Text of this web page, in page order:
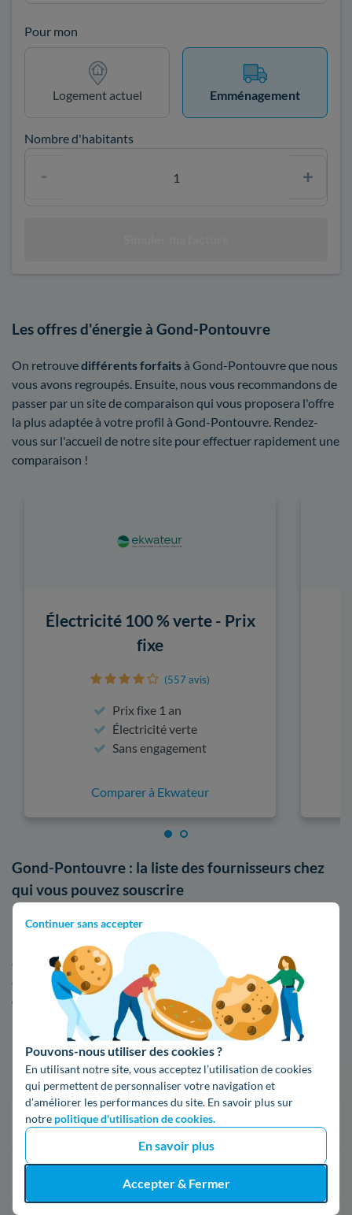
Continuer sans accepter
Pouvons-nous utiliser des cookies ?
En utilisant notre site, vous acceptez l’utilisation de cookies
qui permettent de personnaliser votre navigation et
d’améliorer les performances du site. En savoir plus sur
notre politique d'utilisation de cookies.
En savoir plus
Accepter & Fermer
Pour mon
Logement actuel Emménagement
Nombre d'habitants
Les offres d'énergie à Gond-Pontouvre
On retrouvedifférents forfaitsà Gond-Pontouvre que nous
vous avons regroupés. Ensuite, nous vous recommandons de
passer par un site de comparaison qui vous proposera l'offre
la plus adaptée à votre profil à Gond-Pontouvre. Rendez-
vous sur l'accueil de notre site pour effectuer rapidement une
comparaison !
Électricité 100 % verte - Prix
fixe
(557 avis)
Prix fixe 1 an
Électricité verte
Sans engagement
Comparer à Ekwateur
Gond-Pontouvre : la liste des fournisseurs chez
qui vous pouvez souscrire
La souscription à un abonnement d'énergie est une opération
primordiale pour la mise en service de votre compteur
électrique. Suite à l'ouverture du marché de l'énergie à la
concurrence, on dénombreune trentaine de fournisseurs
d'électricitéavec des contrats compétitifs. Si vous ne savez
pas quel fournisseur choisir, voici un répertoire de ceux que
l'on retrouve à Gond-Pontouvre
Fournisseur Prix du kWh*
16,34 c€/kWh